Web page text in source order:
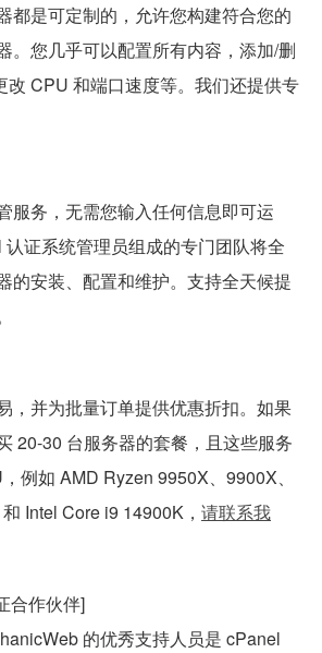
都是可定制的，允许您构建符合您的
。您几乎可以配置所有内容，添加/删
改 CPU 和端口速度等。我们还提供专
服务，无需您输入任何信息即可运
证系统管理员组成的专门团队将全
的安装、配置和维护。支持全天候提
，并为批量订单提供优惠折扣。如果
20-30 台服务器的套餐，且这些服务
例如 AMD Ryzen 9950X、9900X、
Intel Core i9 14900K， 请联系我
合作伙伴]
的优秀支持人员是 cPanel